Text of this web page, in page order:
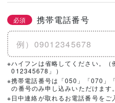
必須 携帯電話番号
※ハイフンは省略してください。
012345678」）
※携帯電話番号は「050」「070」
の番号のみ申し込みいただけます。
※日中連絡が取れるお電話番号をご